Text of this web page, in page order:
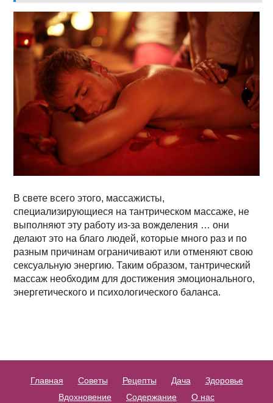
В свете всего этого, массажисты,
специализирующиеся на тантрическом массаже, не
выполняют эту работу из-за вожделения … они
делают это на благо людей, которые много раз и по
разным причинам ограничивают или отменяют свою
сексуальную энергию. Таким образом, тантрический
массаж необходим для достижения эмоционального,
энергетического и психологического баланса.
Главная Советы Рецепты Дача
Здоровье
Вдохновение
Содержание О нас